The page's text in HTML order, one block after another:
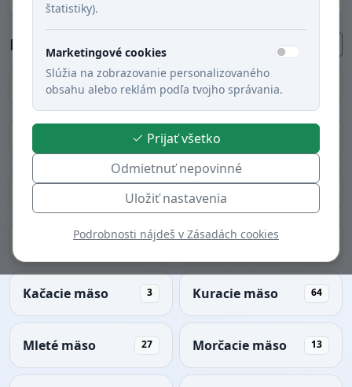
Podkategórie Všetky recepty Späť na kategórie
Bezmäsité jedlá 258 Bravčové mäso
1 Hovädzie mäso
Husacie mäso 2 Jahňacie mäso 1
Jedlá z diviny 1 Jedlá z hydiny
Kačacie mäso 3 Kuracie mäso 64
Mleté mäso 27 Morčacie mäso 13
štatistiky).
Marketingové cookies
Slúžia na zobrazovanie personalizovaného
obsahu alebo reklám podľa tvojho správania.
Prijať všetko
Odmietnuť nepovinné
Uložiť nastavenia
Podrobnosti nájdeš v Zásadách cookies